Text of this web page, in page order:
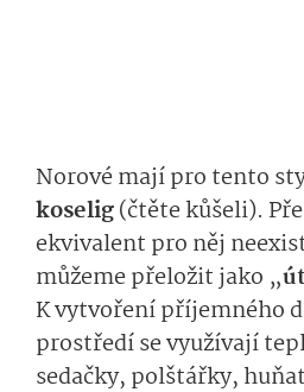
Norové mají pro tento
koselig(čtěte kůšeli).
ekvivalent pro něj
můžeme přeložit jako „
K vytvoření příjemného
prostředí se využívají
sedačky, polštářky,